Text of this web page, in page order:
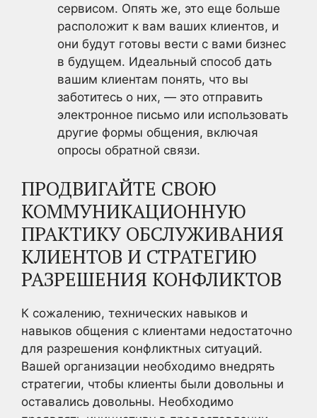
сервисом. Опять же, это еще больше
расположит к вам ваших клиентов, и
они будут готовы вести с вами бизнес
в будущем. Идеальный способ дать
вашим клиентам понять, что вы
заботитесь о них, — это отправить
электронное письмо или использовать
другие формы общения, включая
опросы обратной связи.
ПРОДВИГАЙТЕ СВОЮ
КОММУНИКАЦИОННУЮ
ПРАКТИКУ ОБСЛУЖИВАНИЯ
КЛИЕНТОВ И СТРАТЕГИЮ
РАЗРЕШЕНИЯ КОНФЛИКТОВ
К сожалению, технических навыков и
навыков общения с клиентами недостаточно
для разрешения конфликтных ситуаций.
Вашей организации необходимо внедрять
стратегии, чтобы клиенты были довольны и
оставались довольны. Необходимо